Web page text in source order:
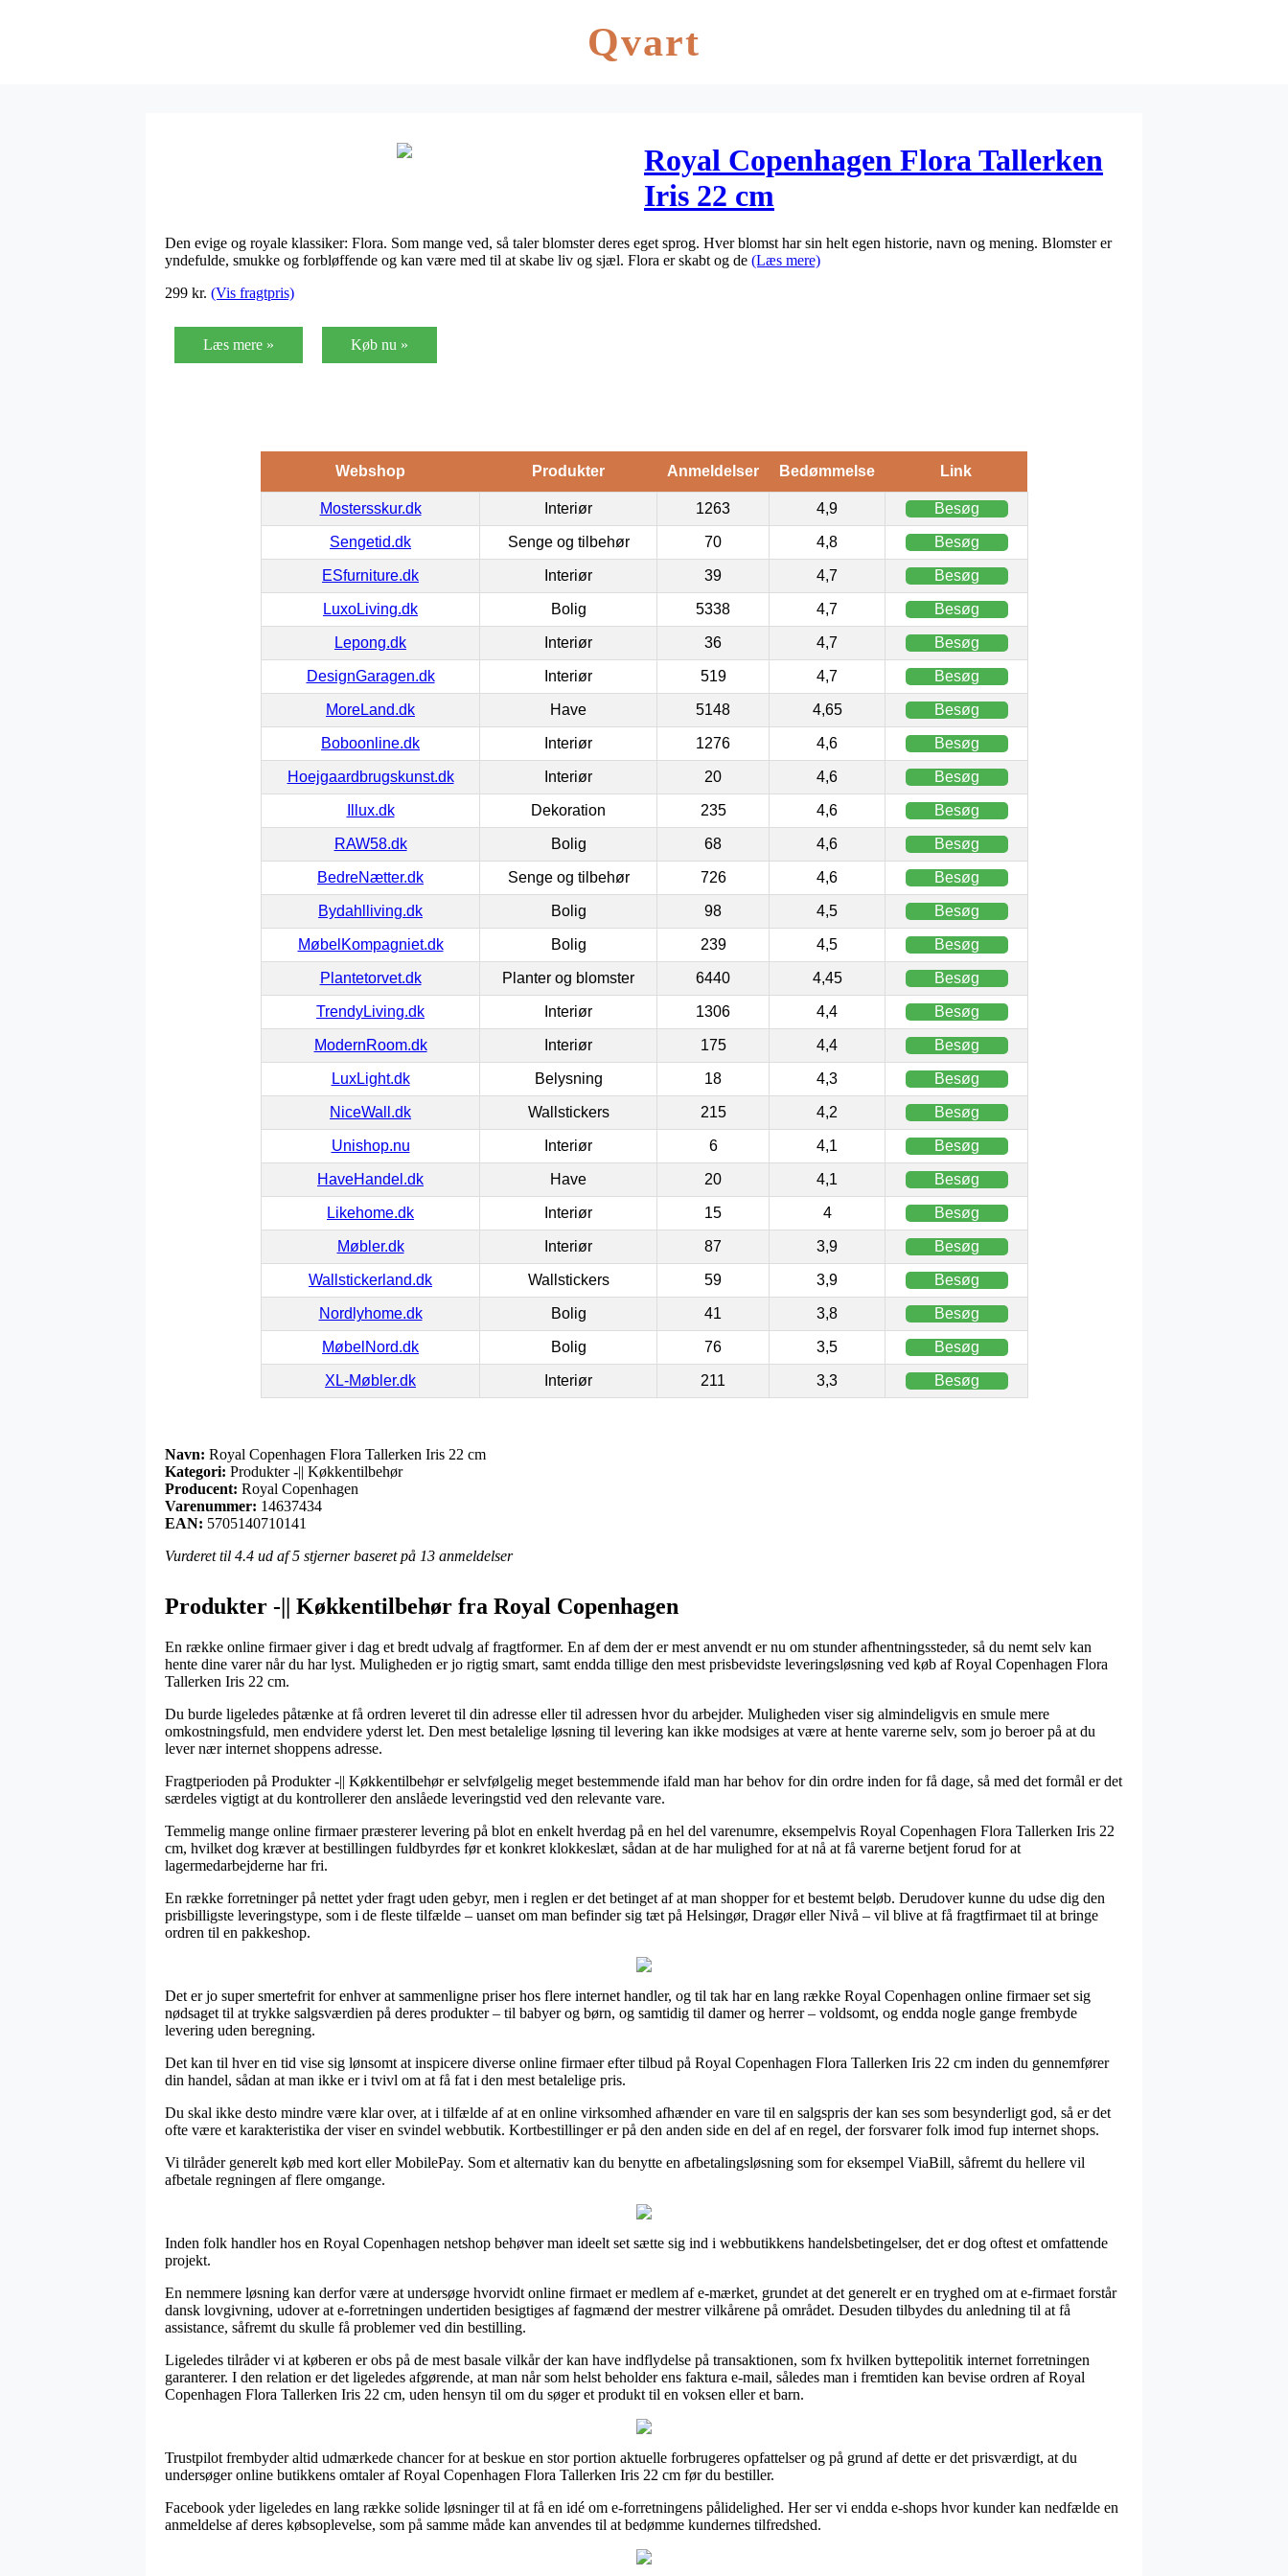
Qvart
Royal Copenhagen Flora Tallerken
Iris 22 cm
Den evige og royale klassiker: Flora. Som mange ved, så taler blomster deres eget sprog. Hver blomst har sin helt egen historie, navn og mening. Blomster er
yndefulde, smukke og forbløffende og kan være med til at skabe liv og sjæl. Flora er skabt og de (Læs mere)
299 kr. (Vis fragtpris)
Læs mere » Køb nu »
Webshop Produkter Anmeldelser Bedømmelse Link
Mostersskur.dk Interiør 1263 4,9 Besøg
Sengetid.dk Senge og tilbehør 70 4,8 Besøg
ESfurniture.dk Interiør 39 4,7 Besøg
LuxoLiving.dk Bolig 5338 4,7 Besøg
Lepong.dk Interiør 36 4,7 Besøg
DesignGaragen.dk Interiør 519 4,7 Besøg
MoreLand.dk Have 5148 4,65 Besøg
Boboonline.dk Interiør 1276 4,6 Besøg
Hoejgaardbrugskunst.dk Interiør 20 4,6 Besøg
Illux.dk Dekoration 235 4,6 Besøg
RAW58.dk Bolig 68 4,6 Besøg
BedreNætter.dk Senge og tilbehør 726 4,6 Besøg
Bydahlliving.dk Bolig 98 4,5 Besøg
MøbelKompagniet.dk Bolig 239 4,5 Besøg
Plantetorvet.dk Planter og blomster 6440 4,45 Besøg
TrendyLiving.dk Interiør 1306 4,4 Besøg
ModernRoom.dk Interiør 175 4,4 Besøg
LuxLight.dk Belysning 18 4,3 Besøg
NiceWall.dk Wallstickers 215 4,2 Besøg
Unishop.nu Interiør 6 4,1 Besøg
HaveHandel.dk Have 20 4,1 Besøg
Likehome.dk Interiør 15 4 Besøg
Møbler.dk Interiør 87 3,9 Besøg
Wallstickerland.dk Wallstickers 59 3,9 Besøg
Nordlyhome.dk Bolig 41 3,8 Besøg
MøbelNord.dk Bolig 76 3,5 Besøg
XL-Møbler.dk Interiør 211 3,3 Besøg
Navn: Royal Copenhagen Flora Tallerken Iris 22 cm
Kategori: Produkter -|| Køkkentilbehør
Producent: Royal Copenhagen
Varenummer: 14637434
EAN: 5705140710141
Vurderet til 4.4 ud af 5 stjerner baseret på 13 anmeldelser
Produkter -|| Køkkentilbehør fra Royal Copenhagen
En række online firmaer giver i dag et bredt udvalg af fragtformer. En af dem der er mest anvendt er nu om stunder afhentningssteder, så du nemt selv kan
hente dine varer når du har lyst. Muligheden er jo rigtig smart, samt endda tillige den mest prisbevidste leveringsløsning ved køb af Royal Copenhagen Flora
Tallerken Iris 22 cm.
Du burde ligeledes påtænke at få ordren leveret til din adresse eller til adressen hvor du arbejder. Muligheden viser sig almindeligvis en smule mere
omkostningsfuld, men endvidere yderst let. Den mest betalelige løsning til levering kan ikke modsiges at være at hente varerne selv, som jo beroer på at du
lever nær internet shoppens adresse.
Fragtperioden på Produkter -|| Køkkentilbehør er selvfølgelig meget bestemmende ifald man har behov for din ordre inden for få dage, så med det formål er det
særdeles vigtigt at du kontrollerer den anslåede leveringstid ved den relevante vare.
Temmelig mange online firmaer præsterer levering på blot en enkelt hverdag på en hel del varenumre, eksempelvis Royal Copenhagen Flora Tallerken Iris 22
cm, hvilket dog kræver at bestillingen fuldbyrdes før et konkret klokkeslæt, sådan at de har mulighed for at nå at få varerne betjent forud for at
lagermedarbejderne har fri.
En række forretninger på nettet yder fragt uden gebyr, men i reglen er det betinget af at man shopper for et bestemt beløb. Derudover kunne du udse dig den
prisbilligste leveringstype, som i de fleste tilfælde – uanset om man befinder sig tæt på Helsingør, Dragør eller Nivå – vil blive at få fragtfirmaet til at bringe
ordren til en pakkeshop.
Det er jo super smertefrit for enhver at sammenligne priser hos flere internet handler, og til tak har en lang række Royal Copenhagen online firmaer set sig
nødsaget til at trykke salgsværdien på deres produkter – til babyer og børn, og samtidig til damer og herrer – voldsomt, og endda nogle gange frembyde
levering uden beregning.
Det kan til hver en tid vise sig lønsomt at inspicere diverse online firmaer efter tilbud på Royal Copenhagen Flora Tallerken Iris 22 cm inden du gennemfører
din handel, sådan at man ikke er i tvivl om at få fat i den mest betalelige pris.
Du skal ikke desto mindre være klar over, at i tilfælde af at en online virksomhed afhænder en vare til en salgspris der kan ses som besynderligt god, så er det
ofte være et karakteristika der viser en svindel webbutik. Kortbestillinger er på den anden side en del af en regel, der forsvarer folk imod fup internet shops.
Vi tilråder generelt køb med kort eller MobilePay. Som et alternativ kan du benytte en afbetalingsløsning som for eksempel ViaBill, såfremt du hellere vil
afbetale regningen af flere omgange.
Inden folk handler hos en Royal Copenhagen netshop behøver man ideelt set sætte sig ind i webbutikkens handelsbetingelser, det er dog oftest et omfattende
projekt.
En nemmere løsning kan derfor være at undersøge hvorvidt online firmaet er medlem af e-mærket, grundet at det generelt er en tryghed om at e-firmaet forstår
dansk lovgivning, udover at e-forretningen undertiden besigtiges af fagmænd der mestrer vilkårene på området. Desuden tilbydes du anledning til at få
assistance, såfremt du skulle få problemer ved din bestilling.
Ligeledes tilråder vi at køberen er obs på de mest basale vilkår der kan have indflydelse på transaktionen, som fx hvilken byttepolitik internet forretningen
garanterer. I den relation er det ligeledes afgørende, at man når som helst beholder ens faktura e-mail, således man i fremtiden kan bevise ordren af Royal
Copenhagen Flora Tallerken Iris 22 cm, uden hensyn til om du søger et produkt til en voksen eller et barn.
Trustpilot frembyder altid udmærkede chancer for at beskue en stor portion aktuelle forbrugeres opfattelser og på grund af dette er det prisværdigt, at du
undersøger online butikkens omtaler af Royal Copenhagen Flora Tallerken Iris 22 cm før du bestiller.
Facebook yder ligeledes en lang række solide løsninger til at få en idé om e-forretningens pålidelighed. Her ser vi endda e-shops hvor kunder kan nedfælde en
anmeldelse af deres købsoplevelse, som på samme måde kan anvendes til at bedømme kundernes tilfredshed.